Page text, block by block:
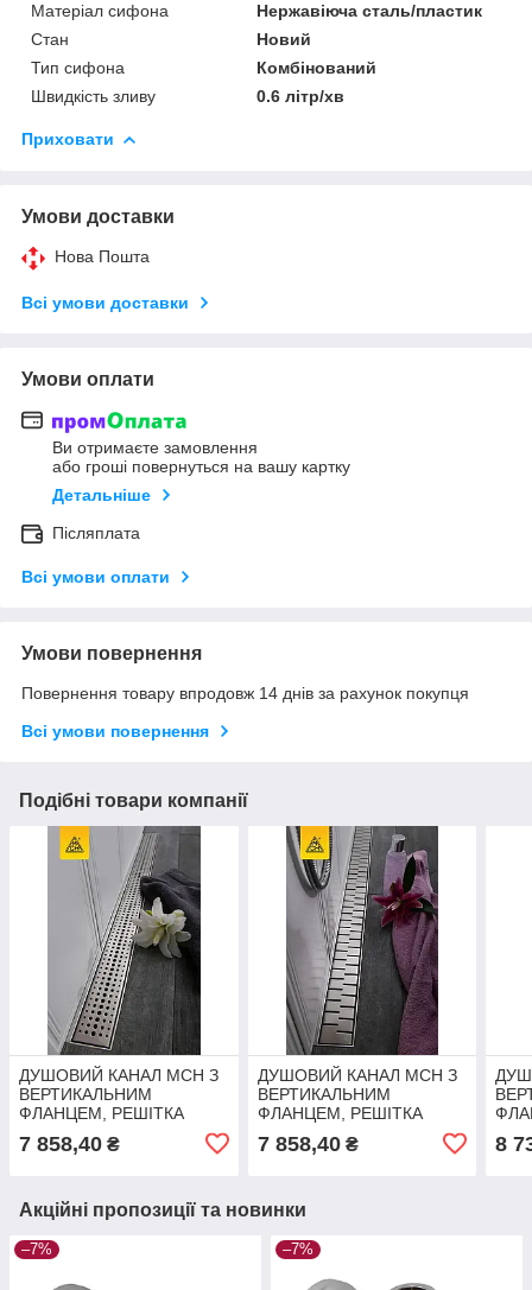
Матеріал сифона
Нержавіюча сталь/пластик
Стан
Новий
Тип сифона
Комбінований
Швидкість зливу
0.6 літр/хв
Приховати
Умови доставки
Нова Пошта
Всі умови доставки
Умови оплати
Ви отримаєте замовлення
або гроші повернуться на вашу картку
Детальніше
Післяплата
Всі умови оплати
Умови повернення
Повернення товару впродовж 14 днів за рахунок покупця
Всі умови повернення
Подібні товари компанії
ДУШОВИЙ КАНАЛ МСН З
ВЕРТИКАЛЬНИМ
ФЛАНЦЕМ, РЕШІТКА
БЕЙЗІК, СУХИЙ СИФОН,
H65 ММ, 450 ММ
7 858,40 ₴
ДУШОВИЙ КАНАЛ МСН З
ВЕРТИКАЛЬНИМ
ФЛАНЦЕМ, РЕШІТКА
МЕДІУМ, СУХИЙ СИФОН
DN40, H65 ММ, L450 ММ
7 858,40₴ 8
Акційні пропозиції та новинки
–7% –7%